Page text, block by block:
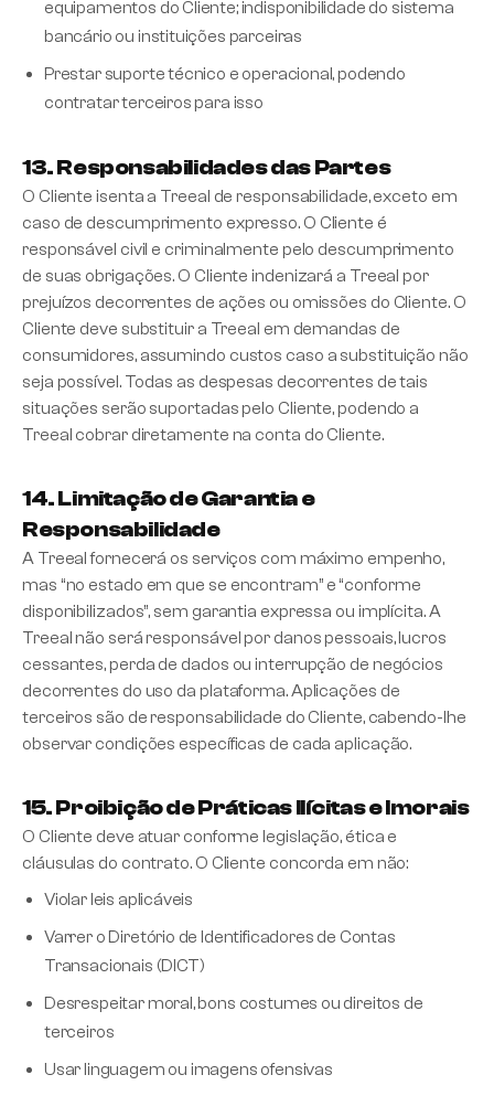
equipamentos do Cliente; indisponibilidade do sistema
bancário ou instituições parceiras
Prestar suporte técnico e operacional, podendo
contratar terceiros para isso
13. Responsabilidades das Partes
O Cliente isenta a Treeal de responsabilidade, exceto em
caso de descumprimento expresso. O Cliente é
responsável civil e criminalmente pelo descumprimento
de suas obrigações. O Cliente indenizará a Treeal por
prejuízos decorrentes de ações ou omissões do Cliente. O
Cliente deve substituir a Treeal em demandas de
consumidores, assumindo custos caso a substituição não
seja possível. Todas as despesas decorrentes de tais
situações serão suportadas pelo Cliente, podendo a
Treeal cobrar diretamente na conta do Cliente.
14. Limitação de Garantia e
Responsabilidade
A Treeal fornecerá os serviços com máximo empenho,
mas “no estado em que se encontram” e “conforme
disponibilizados”, sem garantia expressa ou implícita. A
Treeal não será responsável por danos pessoais, lucros
cessantes, perda de dados ou interrupção de negócios
decorrentes do uso da plataforma. Aplicações de
terceiros são de responsabilidade do Cliente, cabendo-lhe
observar condições específicas de cada aplicação.
15. Proibição de Práticas Ilícitas e Imorais
O Cliente deve atuar conforme legislação, ética e
cláusulas do contrato. O Cliente concorda em não:
Violar leis aplicáveis
Varrer o Diretório de Identificadores de Contas
Transacionais (DICT)
Desrespeitar moral, bons costumes ou direitos de
terceiros
Usar linguagem ou imagens ofensivas